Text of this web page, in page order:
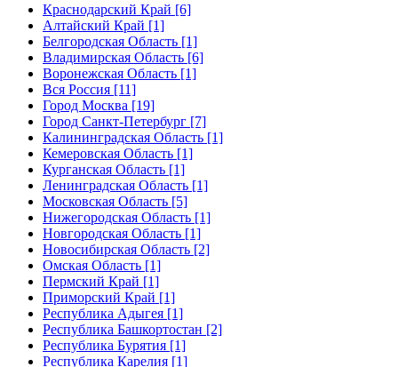
Краснодарский Край [6]
Алтайский Край [1]
Белгородская Область [1]
Владимирская Область [6]
Воронежская Область [1]
Вся Россия [11]
Город Москва [19]
Город Санкт-Петербург [7]
Калининградская Область [1]
Кемеровская Область [1]
Курганская Область [1]
Ленинградская Область [1]
Московская Область [5]
Нижегородская Область [1]
Новгородская Область [1]
Новосибирская Область [2]
Омская Область [1]
Пермский Край [1]
Приморский Край [1]
Республика Адыгея [1]
Республика Башкортостан [2]
Республика Бурятия [1]
Республика Карелия [1]